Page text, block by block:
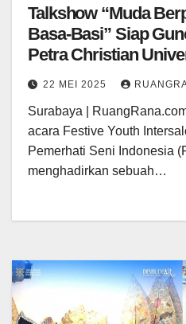
Talkshow “Muda
Basa-Basi” Siap
Petra Christian
22 MEI 2025
Surabaya |
acara Festive Youth
Pemerhati Seni Indonesia
menghadirkan sebuah…